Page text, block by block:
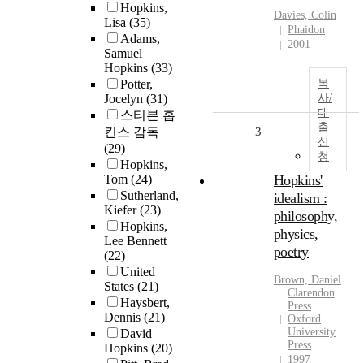
Hopkins,
Lisa (35)
Adams,
Samuel
Hopkins (33)
Potter,
Jocelyn (31)
스티븐 홉
킨스 감독
(29)
Hopkins,
Tom (24)
Sutherland,
Kiefer(23)
Hopkins,
Lee Bennett
(22)
United
States (21)
Haysbert,
Dennis (21)
David
Hopkins (20)
Davies, Colin
Phaidon
2001
복
사/
대
출
신
청
3
Hopkins'
idealism :
philosophy,
physics,
poetry
Brown, Daniel
Clarendon
Press
Oxford
University
Press
1997